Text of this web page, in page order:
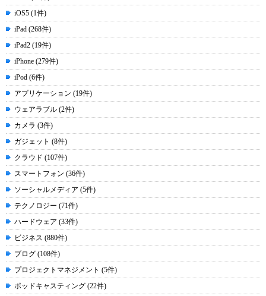
iOS5 (1件)
iPad (268件)
iPad2 (19件)
iPhone (279件)
iPod (6件)
アプリケーション (19件)
ウェアラブル (2件)
カメラ (3件)
ガジェット (8件)
クラウド (107件)
スマートフォン (36件)
ソーシャルメディア (5件)
テクノロジー (71件)
ハードウェア (33件)
ビジネス (880件)
ブログ (108件)
プロジェクトマネジメント (5件)
ポッドキャスティング (22件)